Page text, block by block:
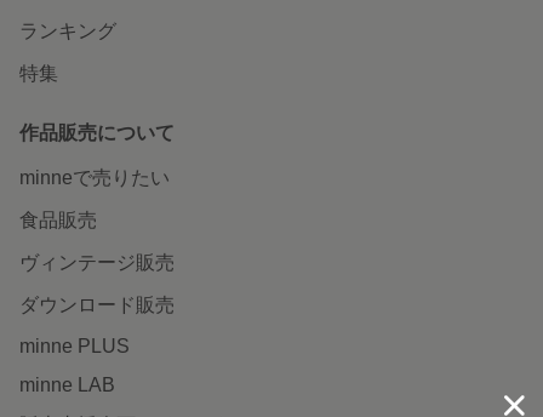
ランキング
特集
作品販売について
minneで売りたい
食品販売
ヴィンテージ販売
ダウンロード販売
minne PLUS
minne LAB